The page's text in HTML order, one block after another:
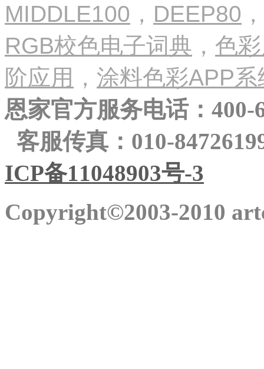
MIDDLE100 ， DEEP80 ，
RGB校色电子词典 ， 色
阶应用 ， 涂料色彩APP系
恩家官方服务电话：400-
客服传真：010-
ICP备11048903号-3
Copyright©2003-2010